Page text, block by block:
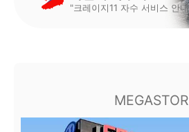
"크레이지11 자수 서비스 안